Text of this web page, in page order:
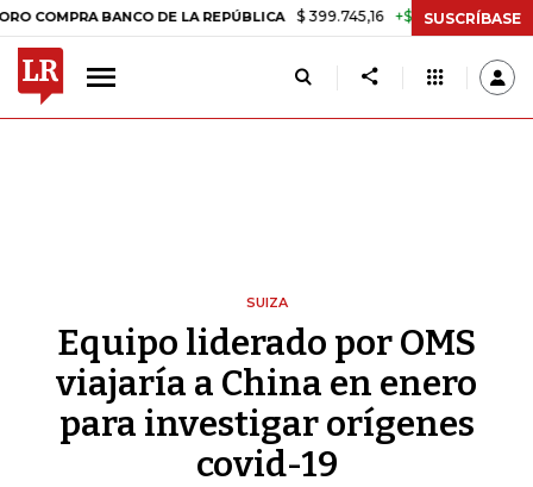
BANCO DE LA REPÚBLICA $ 399.745,16 +$ 2.295,71 +0,58%
SUSCRÍBASE
SUIZA
Equipo liderado por OMS
viajaría a China en enero
para investigar orígenes
covid-19